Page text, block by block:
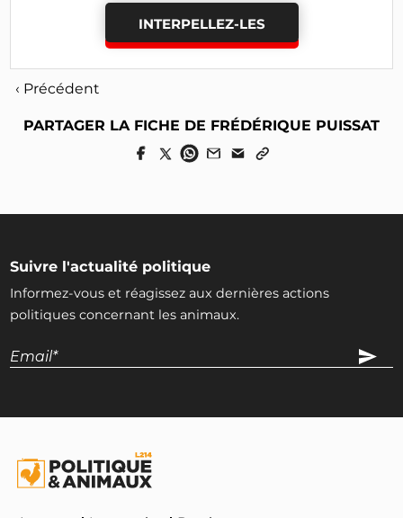
INTERPELLEZ-LES
‹ Précédent
PARTAGER LA FICHE DE FRÉDÉRIQUE PUISSAT
Suivre l'actualité politique
Informez-vous et réagissez aux dernières actions
politiques concernant les animaux.